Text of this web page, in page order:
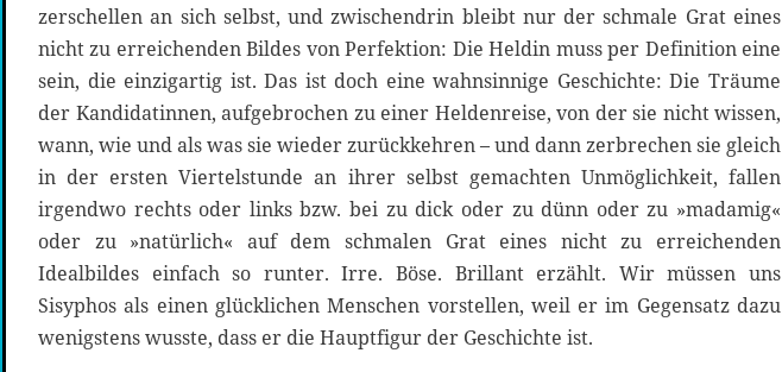
zerschellen an sich selbst, und zwischendrin bleibt nur der schmale Grat eines
nicht zu erreichenden Bildes von Perfektion: Die Heldin muss per Definition eine
sein, die einzigartig ist. Das ist doch eine wahnsinnige Geschichte: Die Träume
der Kandidatinnen, aufgebrochen zu einer Heldenreise, von der sie nicht wissen,
wann, wie und als was sie wieder zurückkehren – und dann zerbrechen sie gleich
in der ersten Viertelstunde an ihrer selbst gemachten Unmöglichkeit, fallen
irgendwo rechts oder links bzw. bei zu dick oder zu dünn oder zu »madamig«
oder zu »natürlich« auf dem schmalen Grat eines nicht zu erreichenden
Idealbildes einfach so runter. Irre. Böse. Brillant erzählt. Wir müssen uns
Sisyphos als einen glücklichen Menschen vorstellen, weil er im Gegensatz dazu
wenigstens wusste, dass er die Hauptfigur der Geschichte ist.